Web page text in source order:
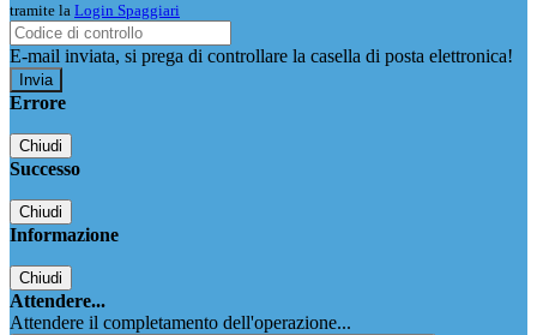
tramite la Login Spaggiari
E-mail inviata, si prega di controllare la casella di posta elettronica!
Errore
Chiudi
Successo
Chiudi
Informazione
Chiudi
Attendere...
Attendere il completamento dell'operazione...